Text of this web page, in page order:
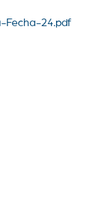
24.pdf